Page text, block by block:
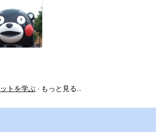
トを学ぶ もっと見る…